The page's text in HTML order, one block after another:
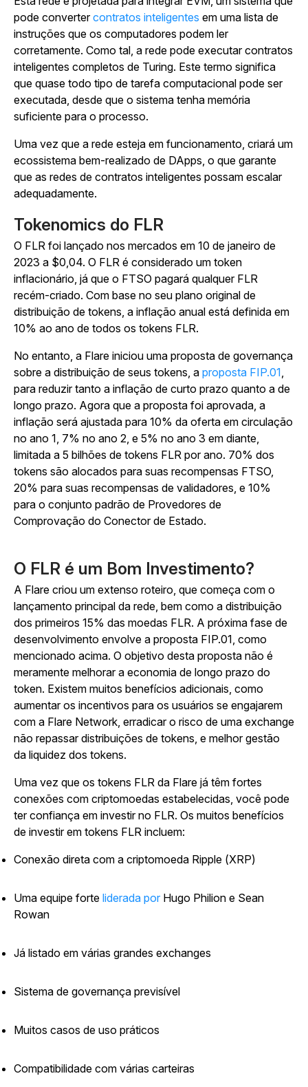
pode convertercontratos inteligentes em uma lista de
instruções que os computadores podem ler
corretamente. Como tal, a rede pode executar contratos
inteligentes completos de Turing. Este termo significa
que quase todo tipo de tarefa computacional pode ser
executada, desde que o sistema tenha memória
suficiente para o processo.
Uma vez que a rede esteja em funcionamento, criará um
ecossistema bem-realizado de DApps, o que garante
que as redes de contratos inteligentes possam escalar
adequadamente.
Tokenomics do FLR
O FLR foi lançado nos mercados em 10 de janeiro de
2023 a $0,04. O FLR é considerado um token
inflacionário, já que o FTSO pagará qualquer FLR
recém-criado. Com base no seu plano original de
distribuição de tokens, a inflação anual está definida em
10% ao ano de todos os tokens FLR.
No entanto, a Flare iniciou uma proposta de governança
sobre a distribuição de seus tokens, a proposta FIP.01,
para reduzir tanto a inflação de curto prazo quanto a de
longo prazo. Agora que a proposta foi aprovada, a
inflação será ajustada para 10% da oferta em circulação
no ano 1, 7% no ano 2, e 5% no ano 3 em diante,
limitada a 5 bilhões de tokens FLR por ano. 70% dos
tokens são alocados para suas recompensas FTSO,
20% para suas recompensas de validadores, e 10%
para o conjunto padrão de Provedores de
Comprovação do Conector de Estado.
O FLR é um Bom Investimento?
A Flare criou um extenso roteiro, que começa com o
lançamento principal da rede, bem como a distribuição
dos primeiros 15% das moedas FLR. A próxima fase de
desenvolvimento envolve a proposta FIP.01, como
mencionado acima. O objetivo desta proposta não é
meramente melhorar a economia de longo prazo do
token. Existem muitos benefícios adicionais, como
aumentar os incentivos para os usuários se engajarem
com a Flare Network, erradicar o risco de uma exchange
não repassar distribuições de tokens, e melhor gestão
da liquidez dos tokens.
Uma vez que os tokens FLR da Flare já têm fortes
conexões com criptomoedas estabelecidas, você pode
ter confiança em investir no FLR. Os muitos benefícios
de investir em tokens FLR incluem:
Conexão direta com a criptomoeda Ripple (XRP)
Uma equipe forte liderada por Hugo Philion e Sean
Rowan
Já listado em várias grandes exchanges
Sistema de governança previsível
Muitos casos de uso práticos
Compatibilidade com várias carteiras